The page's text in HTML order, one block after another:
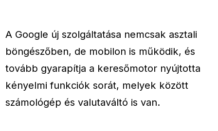
A Google új szolgáltatása nemcsak asztali
böngészőben, de mobilon is működik, és
tovább gyarapítja a keresőmotor nyújtotta
kényelmi funkciók sorát, melyek között
számológép és valutaváltó is van.